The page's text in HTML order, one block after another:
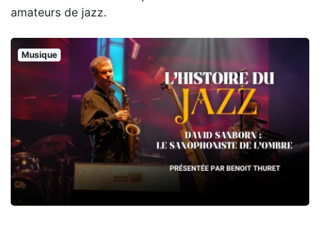
amateurs de jazz.
Musique